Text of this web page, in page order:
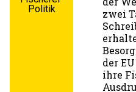
Politik
zwei
der
ihre